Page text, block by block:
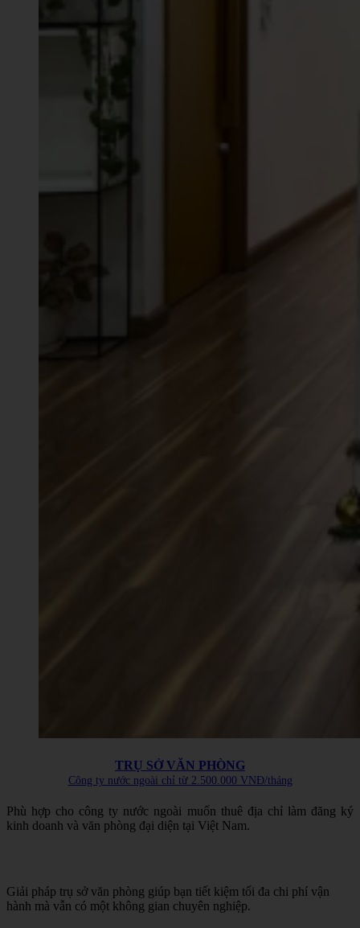
TRỤ SỞ VĂN PHÒNG
Công ty nước ngoài chỉ từ 2.500.000 VNĐ/tháng
Phù hợp cho công ty nước ngoài muốn thuê địa chỉ làm đăng ký
kinh doanh và văn phòng đại diện tại Việt Nam.
Giải pháp trụ sở văn phòng giúp bạn tiết kiệm tối đa chi phí vận
hành mà vẫn có một không gian chuyên nghiệp.